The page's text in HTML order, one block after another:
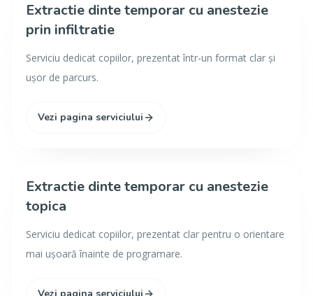
Extractie dinte temporar cu anestezie
prin infiltratie
Serviciu dedicat copiilor, prezentat într-un format clar și
ușor de parcurs.
Vezi pagina serviciului
Extractie dinte temporar cu anestezie
topica
Serviciu dedicat copiilor, prezentat clar pentru o orientare
mai ușoară înainte de programare.